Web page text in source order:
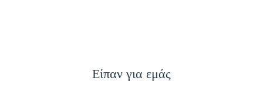
Είπαν για εμάς